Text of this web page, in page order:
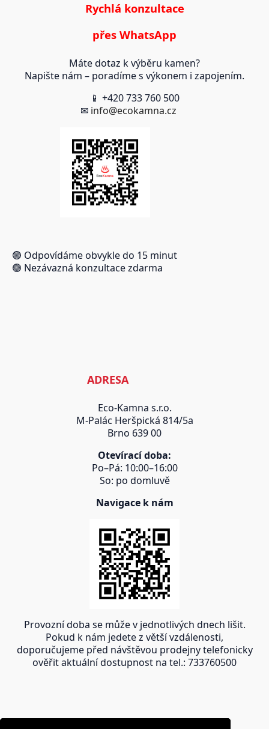
Rychlá konzultace
přes WhatsApp
Máte dotaz k výběru kamen?
Napište nám – poradíme s výkonem i zapojením.
📱 +420 733 760 500
✉ info@ecokamna.cz
🟢 Odpovídáme obvykle do 15 minut
🟢 Nezávazná konzultace zdarma
ADRESA
Eco-Kamna s.r.o.
M-Palác Heršpická 814/5a
Brno 639 00
Otevírací doba:
Po–Pá: 10:00–16:00
So: po domluvě
Navigace k nám
Provozní doba se může v jednotlivých dnech lišit.
Pokud k nám jedete z větší vzdálenosti,
doporučujeme před návštěvou prodejny telefonicky
ověřit aktuální dostupnost na tel.: 733760500